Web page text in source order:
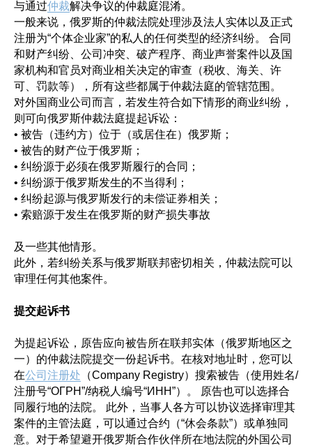
与通过仲裁解决争议的仲裁庭混淆。
一般来说，俄罗斯的仲裁法院处理涉及法人实体以及正式
注册为“个体企业家”的私人的任何类型的经济纠纷。 合同
和财产纠纷、公司冲突、破产程序、商业声誉案件以及国
家机构和官员对商业相关决定的审查（税收、海关、许
可、罚款等），所有这些都属于仲裁法庭的管辖范围。
对外国商业公司而言，若发生符合如下情形的商业纠纷，
则可向俄罗斯仲裁法庭提起诉讼：
• 被告（违约方）位于（或居住在）俄罗斯；
• 被告的财产位于俄罗斯；
• 纠纷源于必须在俄罗斯履行的合同；
• 纠纷源于俄罗斯发生的不当得利；
• 纠纷起源与俄罗斯发行的未偿证券相关；
• 索赔源于发生在俄罗斯的财产损失事故
及一些其他情形。
此外，若纠纷关系与俄罗斯联邦密切相关，仲裁法院可以
审理任何其他案件。
提交起诉书
为提起诉讼，原告应向被告所在联邦实体（俄罗斯地区之
一）的仲裁法院提交一份起诉书。在核对地址时，您可以
在公司注册处 （Company Registry）搜索被告（使用姓名/
注册号“ОГРН”/纳税人编号“ИНН”）。 原告也可以选择合
同履行地的法院。 此外，当事人各方可以协议选择审理其
案件的主管法庭，可以通过合约（“休会条款”）或单独同
意。对于希望避开俄罗斯合作伙伴所在地法院的外国公司